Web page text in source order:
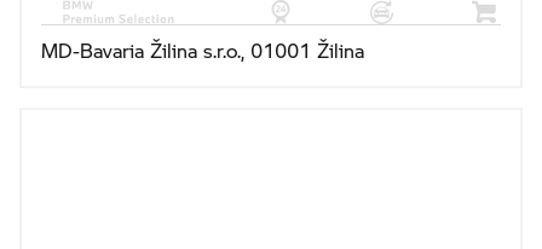
MD-Bavaria Žilina s.r.o., 01001 Žilina